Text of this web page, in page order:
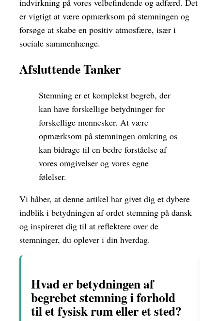
er vigtigt at være opmærksom på stemningen og
forsøge at skabe en positiv atmosfære, især i
sociale sammenhænge.
Afsluttende Tanker
Stemning er et komplekst begreb, der
kan have forskellige betydninger for
forskellige mennesker. At være
opmærksom på stemningen omkring os
kan bidrage til en bedre forståelse af
vores omgivelser og vores egne
følelser.
Vi håber, at denne artikel har givet dig et dybere
indblik i betydningen af ordet stemning på dansk
og inspireret dig til at reflektere over de
stemninger, du oplever i din hverdag.
Hvad er betydningen af
begrebet stemning i forhold
til et fysisk rum eller et sted?